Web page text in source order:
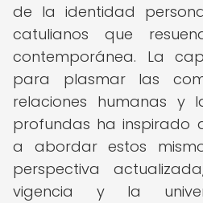
de la identidad
catulianos que
contemporánea. La
para plasmar las
relaciones humanas y
profundas ha inspirado
a abordar estos
perspectiva
vigencia y la